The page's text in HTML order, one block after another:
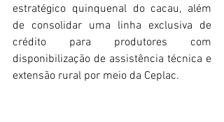
estratégico quinquenal do cacau, além
de consolidar uma linha exclusiva de
crédito para produtores com
disponibilização de assistência técnica e
extensão rural por meio da Ceplac.